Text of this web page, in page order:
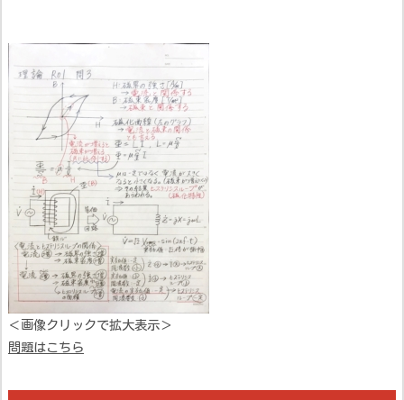
＜画像クリックで拡大表示＞
問題はこちら